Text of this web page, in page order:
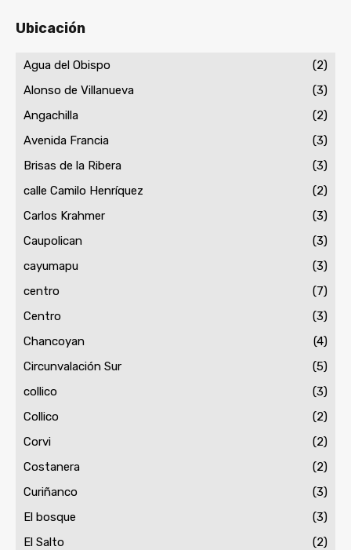
Ubicación
Agua del Obispo
(2)
Alonso de Villanueva
(3)
Angachilla
(2)
Avenida Francia
(3)
Brisas de la Ribera
(3)
calle Camilo Henríquez
(2)
Carlos Krahmer
(3)
Caupolican
(3)
cayumapu
(3)
centro
(7)
Centro
(3)
Chancoyan
(4)
Circunvalación Sur
(5)
collico
(3)
Collico
(2)
Corvi
(2)
Costanera
(2)
Curiñanco
(3)
El bosque
(3)
El Salto
(2)